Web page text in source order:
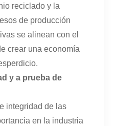
reciclado y la
de producción
se alinean con el
crear una economía
y a prueba de
integridad de las
en la industria